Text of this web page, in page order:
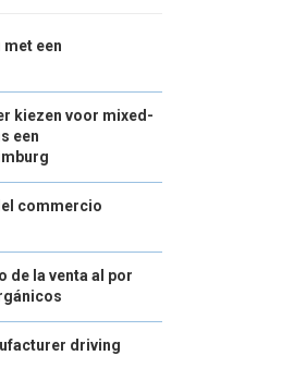
een
kiezen voor mixed-
een
commercio
de la venta al por
driving